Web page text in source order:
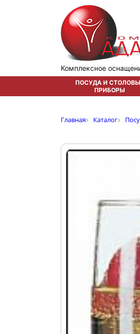
Комплексное
ПОСУДА И
ПРИБОРЫ
Главная Каталог